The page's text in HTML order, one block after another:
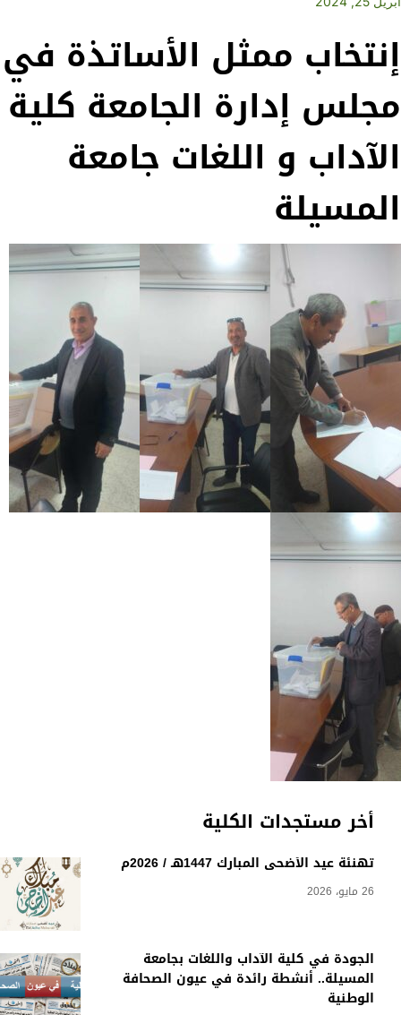
أخر مستجدات الكلية
تهنئة عيد الأضحى المبارك 1447هـ / 2026م
26 مايو، 2026
الجودة في كلية الآداب واللغات بجامعة
المسيلة.. أنشطة رائدة في عيون الصحافة
الوطنية
إنتخاب ممثل الأساتذة في
مجلس إدارة الجامعة كلية
الآداب و اللغات جامعة
المسيلة